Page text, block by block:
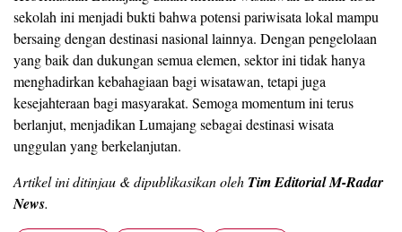
sekolah ini menjadi bukti bahwa potensi pariwisata lokal mampu
bersaing dengan destinasi nasional lainnya. Dengan pengelolaan
yang baik dan dukungan semua elemen, sektor ini tidak hanya
menghadirkan kebahagiaan bagi wisatawan, tetapi juga
kesejahteraan bagi masyarakat. Semoga momentum ini terus
berlanjut, menjadikan Lumajang sebagai destinasi wisata
unggulan yang berkelanjutan.
Artikel ini ditinjau & dipublikasikan oleh Tim Editorial M-Radar
News.